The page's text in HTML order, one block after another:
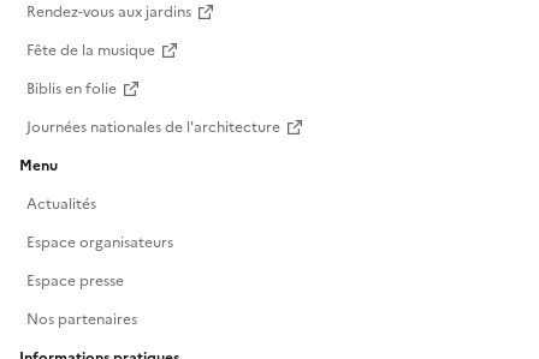
Rendez-vous aux jardins
Fête de la musique
Biblis en folie
Journées nationales de l'architecture
Menu
Actualités
Espace organisateurs
Espace presse
Nos partenaires